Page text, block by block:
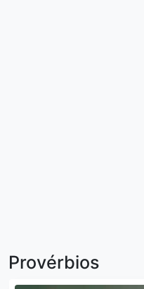
Provérbios